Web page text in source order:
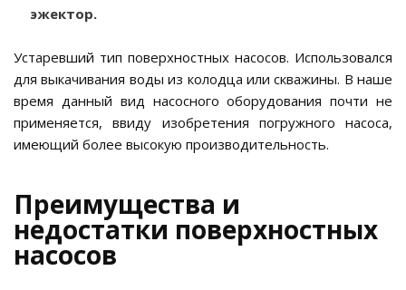
эжектор.
Устаревший тип поверхностных насосов. Использовался
для выкачивания воды из колодца или скважины. В наше
время данный вид насосного оборудования почти не
применяется, ввиду изобретения погружного насоса,
имеющий более высокую производительность.
Преимущества и
недостатки поверхностных
насосов